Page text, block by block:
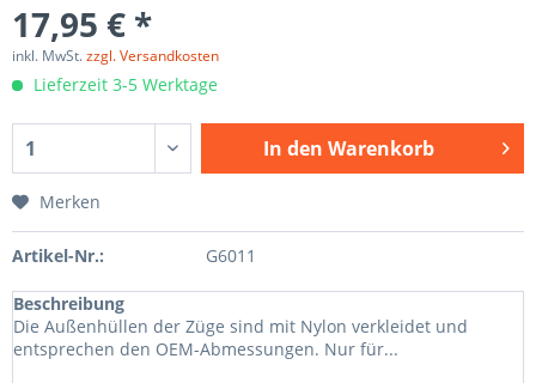
17,95 € *
inkl. MwSt.zzgl. Versandkosten
Lieferzeit 3-5 Werktage
In den Warenkorb
Merken
Artikel-Nr.: G6011
Beschreibung
Die Außenhüllen der Züge sind mit Nylon verkleidet und
entsprechen den OEM-Abmessungen. Nur für...